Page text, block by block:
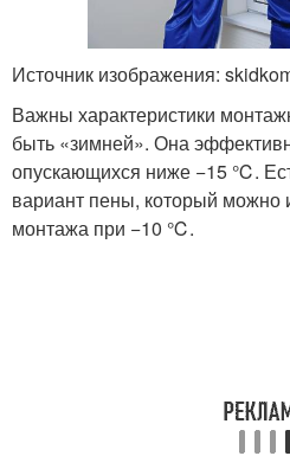
Источник изображения:
Важны характеристики
быть «зимней». Она
опускающихся ниже −15 ℃.
вариант пены, который можно
монтажа при −10 ℃.